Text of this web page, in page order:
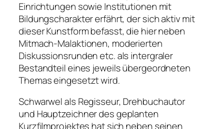
Einrichtungen sowie Institutionen mit
Bildungscharakter erfährt, der sich aktiv mit
dieser Kunstform befasst, die hier neben
Mitmach-Malaktionen, moderierten
Diskussionsrunden etc. als intergraler
Bestandteil eines jeweils übergeordneten
Themas eingesetzt wird.
Schwarwel als Regisseur, Drehbuchautor
und Hauptzeichner des geplanten
Kurzfilmprojektes hat sich neben seinen